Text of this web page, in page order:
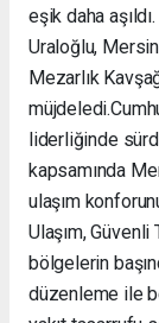
eşik daha
Uraloğlu,
Mezarlık
müjdeledi.
liderliğinde
kapsamında
ulaşım
Ulaşım,
bölgelerin
düzenleme ile